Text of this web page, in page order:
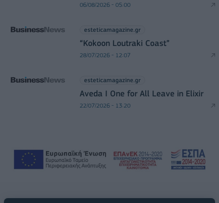
06/08/2026 - 05:00
esteticamagazine.gr
“Kokoon Loutraki Coast”
28/07/2026 - 12:07
esteticamagazine.gr
Aveda I One for All Leave in Elixir
22/07/2026 - 13:20